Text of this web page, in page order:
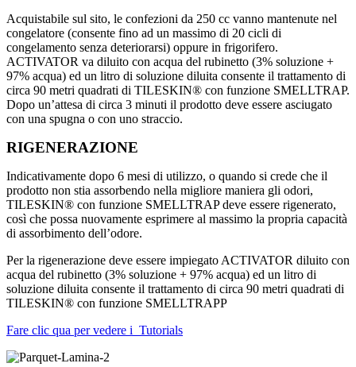
Acquistabile sul sito, le confezioni da 250 cc vanno mantenute nel
congelatore (consente fino ad un massimo di 20 cicli di
congelamento senza deteriorarsi) oppure in frigorifero.
ACTIVATOR va diluito con acqua del rubinetto (3% soluzione +
97% acqua) ed un litro di soluzione diluita consente il trattamento di
circa 90 metri quadrati di TILESKIN® con funzione SMELLTRAP.
Dopo un’attesa di circa 3 minuti il prodotto deve essere asciugato
con una spugna o con uno straccio.
RIGENERAZIONE
Indicativamente dopo 6 mesi di utilizzo, o quando si crede che il
prodotto non stia assorbendo nella migliore maniera gli odori,
TILESKIN® con funzione SMELLTRAP deve essere rigenerato,
così che possa nuovamente esprimere al massimo la propria capacità
di assorbimento dell’odore.
Per la rigenerazione deve essere impiegato ACTIVATOR diluito con
acqua del rubinetto (3% soluzione + 97% acqua) ed un litro di
soluzione diluita consente il trattamento di circa 90 metri quadrati di
TILESKIN® con funzione SMELLTRAPP
Fare clic qua per vedere i Tutorials